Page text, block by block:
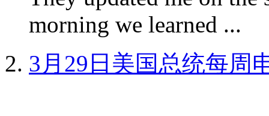
morning we learned ...
3月29日美国总统每周